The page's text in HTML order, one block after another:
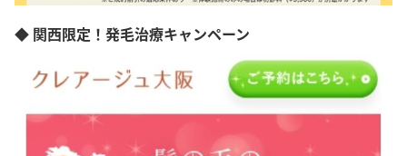
◆ 関西限定！発毛治療キャンペーン